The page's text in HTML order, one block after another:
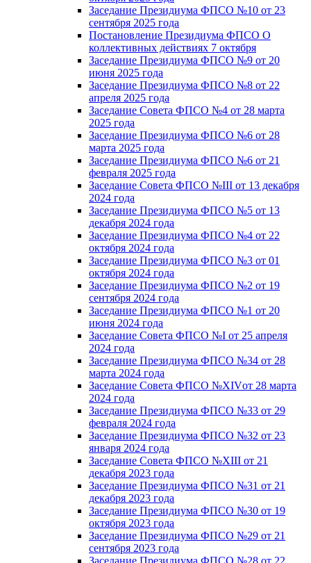
Заседание Президиума ФПСО №10 от 23
сентября 2025 года
Постановление Президиума ФПСО О
коллективных действиях 7 октября
Заседание Президиума ФПСО №9 от 20
июня 2025 года
Заседание Президиума ФПСО №8 от 22
апреля 2025 года
Заседание Совета ФПСО №4 от 28 марта
2025 года
Заседание Президиума ФПСО №6 от 28
марта 2025 года
Заседание Президиума ФПСО №6 от 21
февраля 2025 года
Заседание Совета ФПСО №III от 13 декабря
2024 года
Заседание Президиума ФПСО №5 от 13
декабря 2024 года
Заседание Президиума ФПСО №4 от 22
октября 2024 года
Заседание Президиума ФПСО №3 от 01
октября 2024 года
Заседание Президиума ФПСО №2 от 19
сентября 2024 года
Заседание Президиума ФПСО №1 от 20
июня 2024 года
Заседание Совета ФПСО №I от 25 апреля
2024 года
Заседание Президиума ФПСО №34 от 28
марта 2024 года
Заседание Совета ФПСО №XIVот 28 марта
2024 года
Заседание Президиума ФПСО №33 от 29
февраля 2024 года
Заседание Президиума ФПСО №32 от 23
января 2024 года
Заседание Совета ФПСО №XIII от 21
декабря 2023 года
Заседание Президиума ФПСО №31 от 21
декабря 2023 года
Заседание Президиума ФПСО №30 от 19
октября 2023 года
Заседание Президиума ФПСО №29 от 21
сентября 2023 года
Заседание Президиума ФПСО №28 от 22